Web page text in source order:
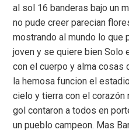
al sol 16 banderas bajo un
no pude creer parecian
mostrando al mundo lo que
joven y se quiere bien Solo
con el cuerpo y alma cosas
la hemosa funcion el
cielo y tierra con el
gol contaron a todos en
un pueblo campeon. Mas